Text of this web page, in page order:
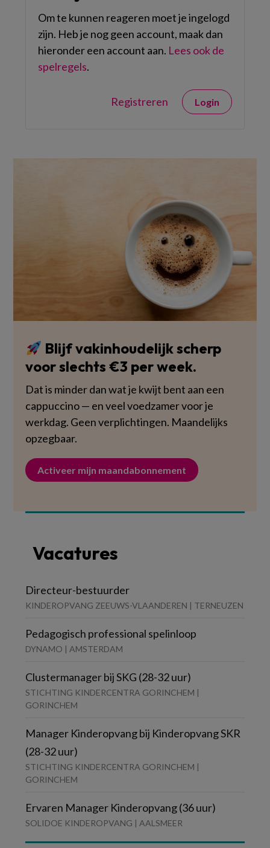
Om te kunnen reageren moet je ingelogd
zijn. Heb je nog geen account, maak dan
hieronder een account aan. Lees ook de
spelregels.
Registreren Login
Blijf vakinhoudelijk scherp
voor slechts €3 per week.
Dat is minder dan wat je kwijt bent aan een
cappuccino — en veel voedzamer voor je
werkdag. Geen verplichtingen. Maandelijks
opzegbaar.
Activeer mijn maandabonnement
Vacatures
Directeur-bestuurder
KINDEROPVANG ZEEUWS-VLAANDEREN | TERNEUZEN
Pedagogisch professional spelinloop
DYNAMO | AMSTERDAM
Clustermanager bij SKG (28-32 uur)
STICHTING KINDERCENTRA GORINCHEM |
GORINCHEM
Manager Kinderopvang bij Kinderopvang SKR
(28-32 uur)
STICHTING KINDERCENTRA GORINCHEM |
GORINCHEM
Ervaren Manager Kinderopvang (36 uur)
SOLIDOE KINDEROPVANG | AALSMEER